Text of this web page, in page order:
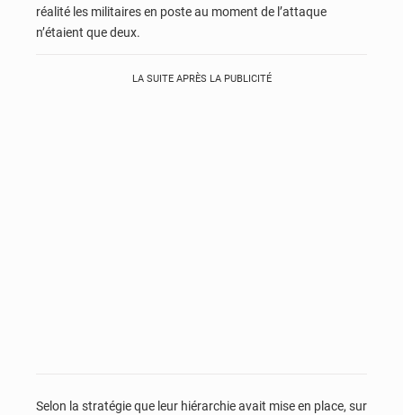
réalité les militaires en poste au moment de l’attaque
n’étaient que deux.
LA SUITE APRÈS LA PUBLICITÉ
Selon la stratégie que leur hiérarchie avait mise en place, sur